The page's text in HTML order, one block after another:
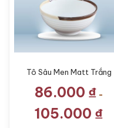
Tô Sâu Men Matt Trắng
86.000 ₫ -
105.000 ₫